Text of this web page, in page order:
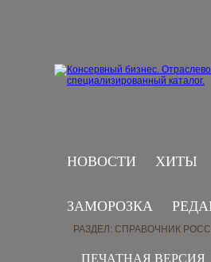
НОВОСТИ ХИТЫ
ЗАМОРОЗКА
ПЕЧАТНАЯ ВЕРСИЯ
РАЗДЕЛ: СПРАВОЧНИК